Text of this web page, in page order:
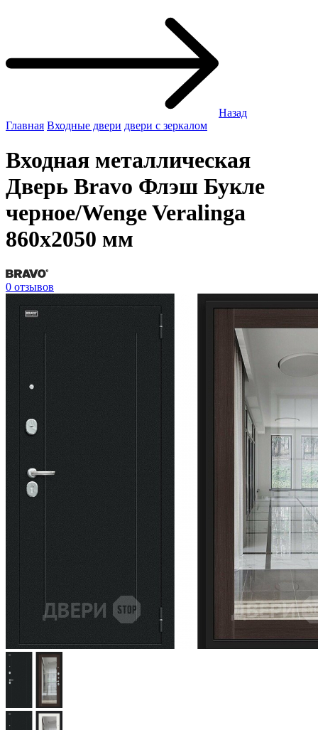
Назад
Главная Входные двери двери с зеркалом
Входная металлическая
Дверь Bravo Флэш Букле
черное/Wenge Veralinga
860х2050 мм
0 отзывов